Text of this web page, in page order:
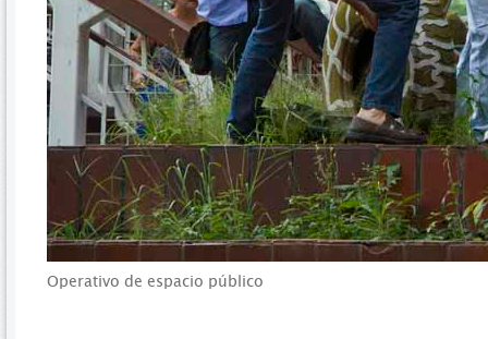
Operativo de espacio público